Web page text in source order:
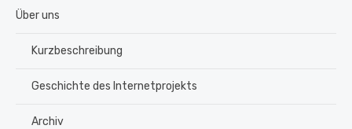
Über uns
Kurzbeschreibung
Geschichte des Internetprojekts
Archiv